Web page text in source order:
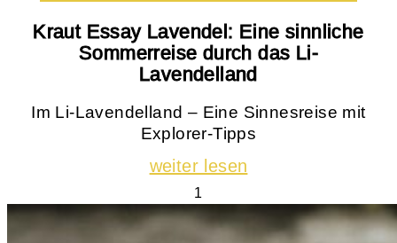
Kraut Essay Lavendel: Eine sinnliche
Sommerreise durch das Li-
Lavendelland
Im Li-Lavendelland – Eine Sinnesreise mit
Explorer-Tipps
weiter lesen